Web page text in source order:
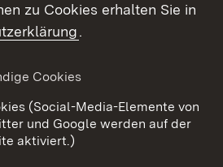
Datenschutz
Cookies
zu Cookies erhalten Sie in
.
Cookies
(Social-Media-Elemente von
und Google werden auf der
aktiviert.)